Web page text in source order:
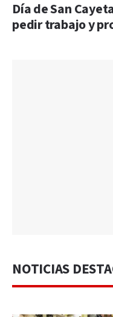
Día de San
pedir trabajo y
NOTICIAS